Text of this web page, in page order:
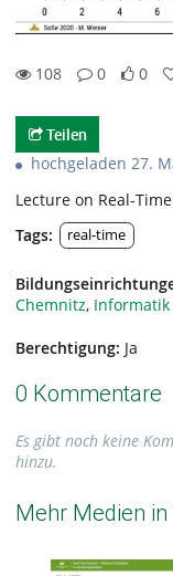
108
0
0
Teilen
hochgeladen 27.
Lecture on Real-
Tags:
real-time
Chemnitz, Informatik
Berechtigung: Ja
0 Kommentare
Es gibt noch keine
hinzu.
Mehr Medien